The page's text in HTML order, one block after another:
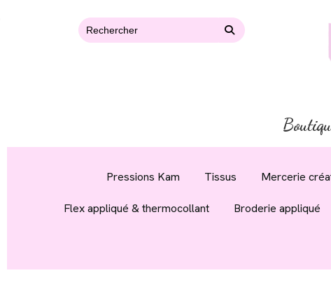
Pressions Kam Tissus Mercerie
Flex appliqué & thermocollant Broderie appliqué